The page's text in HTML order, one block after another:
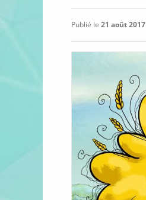
Publié le 21 août 2017